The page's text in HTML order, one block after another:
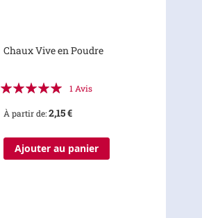
Chaux Vive en Poudre
Évaluation:
1 Avis
À partir de 2,15 €
Ajouter au panier